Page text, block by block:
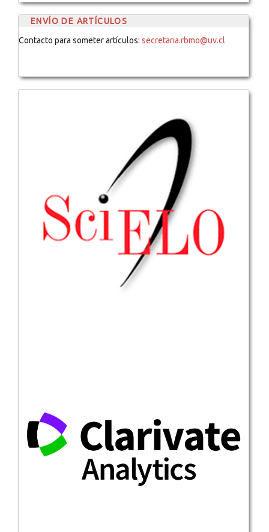
ENVÍO DE ARTÍCULOS
Contacto para someter artículos: secretaria.rbmo@uv.cl